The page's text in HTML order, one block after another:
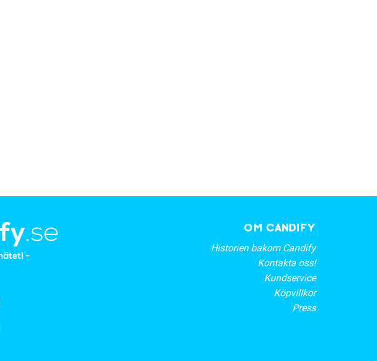
OM CANDIFY
Historien bakom Candify
Kontakta oss!
Kundservice
Köpvillkor
Press